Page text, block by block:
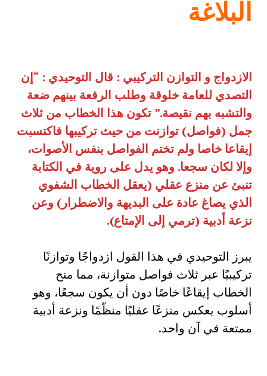
البلاغة
الازدواج و التوازن التركيبي : قال التوحيدي : “إن
التصدي للعامة خلوقة وطلب الرفعة بينهم ضعة
والتشبه بهم نقيصة.” تكون هذا الخطاب من ثلاث
جمل (فواصل) توازنت من حيث تركيبها فاكتسبت
إيقاعا خاصا ولم تختم الفواصل بنفس الأصوات،
وإلا لكان سجعا. وهو يدل على روية في الكتابة
تنبئ عن منزع عقلي (يعقل الخطاب الشفوي
الذي يصاغ عادة على البديهة والاضطرار) وعن
نزعة أدبية (ترمي إلى الإمتاع).
يبرز التوحيدي في هذا القول ازدواجًا وتوازنًا
تركيبيًا عبر ثلاث فواصل متوازنة، مما منح
الخطاب إيقاعًا خاصًا دون أن يكون سجعًا، وهو
أسلوب يعكس منزعًا عقليًا منظّمًا ونزعة أدبية
ممتعة في آن واحد.